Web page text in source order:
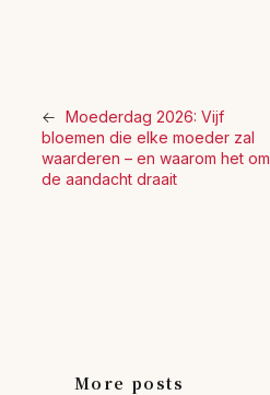
← Moederdag 2026: Vijf
bloemen die elke moeder zal
waarderen – en waarom het om
de aandacht draait
More posts